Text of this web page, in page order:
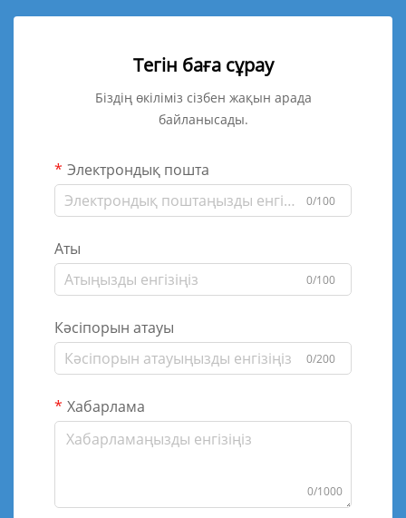
Тегін баға сұрау
Біздің өкіліміз сізбен жақын арада
байланысады.
Электрондық пошта
0/100
Аты
0/100
Кәсіпорын атауы
0/200
Хабарлама
0/1000